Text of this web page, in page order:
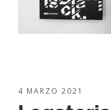
4 MARZO 2021